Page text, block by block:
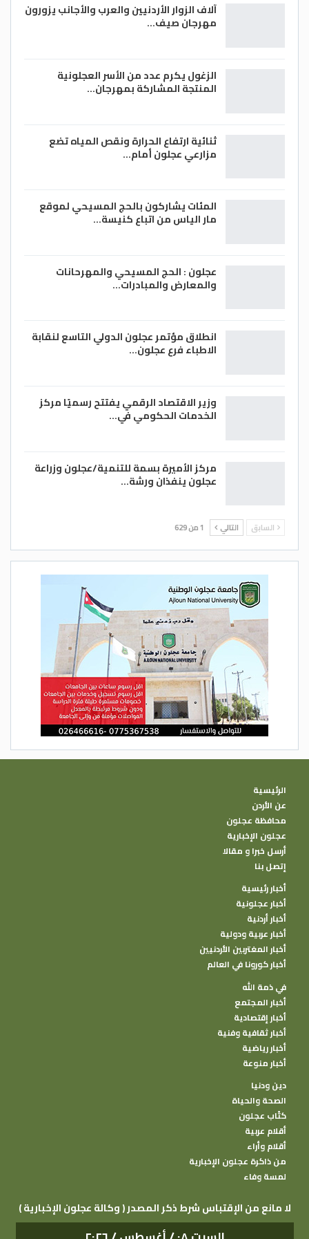
الأوروبي لرصد الزلازل.
كم. – (وكالات)
آلاف الزوار الأردنيين والعرب والأجانب يزورون
مهرجان صيف…
الزغول يكرم عدد من الأسر العجلونية
المنتجة المشاركة بمهرجان…
ثنائية ارتفاع الحرارة ونقص المياه تضع
مزارعي عجلون أمام…
المئات يشاركون بالحج المسيحي لموقع
مار الياس من اتباع كنيسة…
عجلون : الحج المسيحي والمهرحانات
والمعارض والمبادرات…
انطلاق مؤتمر عجلون الدولي التاسع لنقابة
الاطباء فرع عجلون…
وزير الاقتصاد الرقمي يفتتح رسميًا مركز
الخدمات الحكومي في…
مركز الأميرة بسمة للتنمية/عجلون وزراعة
عجلون ينفذان ورشة…
السابق التالي 1 من 629
الرئيسية
عن الأردن
محافظة عجلون
عجلون الإخبارية
أرسل خبرا و مقالا
إتصل بنا
أخبار رئيسية
أخبار عجلونية
أخبار أردنية
أخبار عربية ودولية
أخبار المغتربين الأردنيين
أخبار كورونا في العالم
في ذمة الله
أخبار المجتمع
أخبار إقتصادية
أخبار ثقافية وفنية
أخبار رياضية
أخبار منوعة
دين ودنيا
الصحة والحياة
كتًاب عجلون
أقلام عربية
أقلام وأراء
من ذاكرة عجلون الإخبارية
لمسة وفاء
( وكالة عجلون الإخبارية ) لا مانع من الإقتباس شرط ذكر المصدر